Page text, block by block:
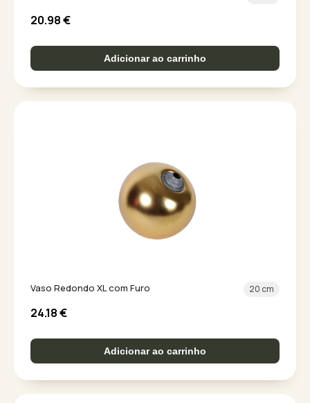
20.98€
Adicionar ao carrinho
Vaso Redondo XL com Furo 20 cm
24.18€
Adicionar ao carrinho